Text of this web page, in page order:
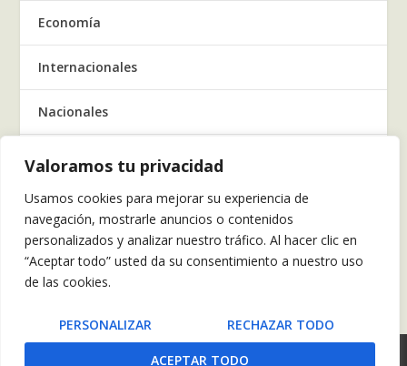
Valoramos tu privacidad
Usamos cookies para mejorar su experiencia de
navegación, mostrarle anuncios o contenidos
personalizados y analizar nuestro tráfico. Al hacer clic en
“Aceptar todo” usted da su consentimiento a nuestro uso
de las cookies.
PERSONALIZAR RECHAZAR TODO
ACEPTAR TODO
Economía
Internacionales
Nacionales
Regionales
Salud
Tecnología
Tendencia
POLÍTICAS DE PRIVACIDAD